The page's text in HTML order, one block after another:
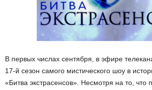
В первых числах сентября, в эфире
17-й сезон самого мистического шоу в
«Битва экстрасенсов». Несмотря на то, что